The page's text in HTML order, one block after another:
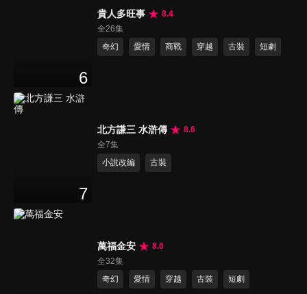
6
貴人多旺事
8.4
全26集
奇幻
愛情 商戰 穿越 古裝 短劇
7
北方謙三 水滸傳
8.6
全7集
小說改編
古裝
萬福金安
8.6
全32集
奇幻
愛情 穿越 古裝 短劇